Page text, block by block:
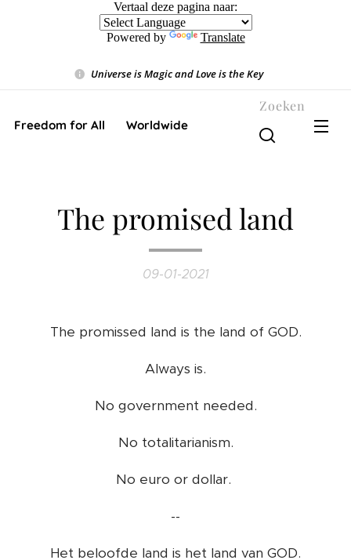
Vertaal deze pagina naar:
Powered by Translate
Universe is Magic and Love is the Key❤️
Freedom for All ❤️ Worldwide
Zoeken
The promised land
09-01-2021
The promissed land is the land of GOD.
Always is.
No government needed.
No totalitarianism.
No euro or dollar.
--
Het beloofde land is het land van GOD.